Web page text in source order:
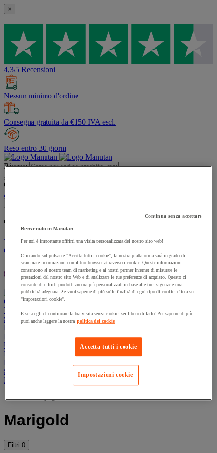
×
4,3/5 Recensioni
Nessun minimo d'ordine
Consegna gratuita da €150 IVA escl.
Reso entro 30 giorni
Ricerca
Contenuti del sito consigliati e menù cronologia delle ricerche
Account
% nuovo/i prodotto/i:
Vai al carrello
Continua
Tutti i prodotti
Offerte
Prodotti sostenibili
Manutan Expert
Prodotti in pronta consegna
Traccia il tuo ordine
Ordine rapido Contatti
Offerte Prodotti sostenibili
Traccia il tuo ordine
Ordine rapido
Contatti
Sicurezza e salute
Magazzino
Igiene
Ufficio e smart working
Imballaggio e contenitori
Forniture industriali e utensili
Spazi esterni
Ristorazione
Marigold
Filtri 0
Continua senza accettare
Benvenuto in Manutan
Per noi è importante offrirti una visita personalizzata del nostro sito web!
Cliccando sul pulsante "Accetta tutti i cookie", la nostra piattaforma sarà in grado di
scambiare informazioni con il tuo browser attraverso i cookie. Queste informazioni
consentono al nostro team di marketing e ai nostri partner Internet di misurare le
prestazioni del nostro sito Web e di analizzare le tue preferenze di acquisto. Questo ci
consente di offrirti prodotti ancora più personalizzati in base alle tue esigenze e una
pubblicità adeguata. Se vuoi saperne di più sulle finalità di ogni tipo di cookie, clicca su
"impostazioni cookie".
E se scegli di continuare la tua visita senza cookie, sei libero di farlo! Per saperne di più,
puoi anche leggere la nostra politica dei cookie
Accetta tutti i cookie
Impostazioni cookie